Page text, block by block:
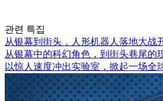
관련 특집
从银幕到街头，人形机器人落地大战
从银幕中的科幻角色，到街头巷尾的
以惊人速度冲出实验室，掀起一场全